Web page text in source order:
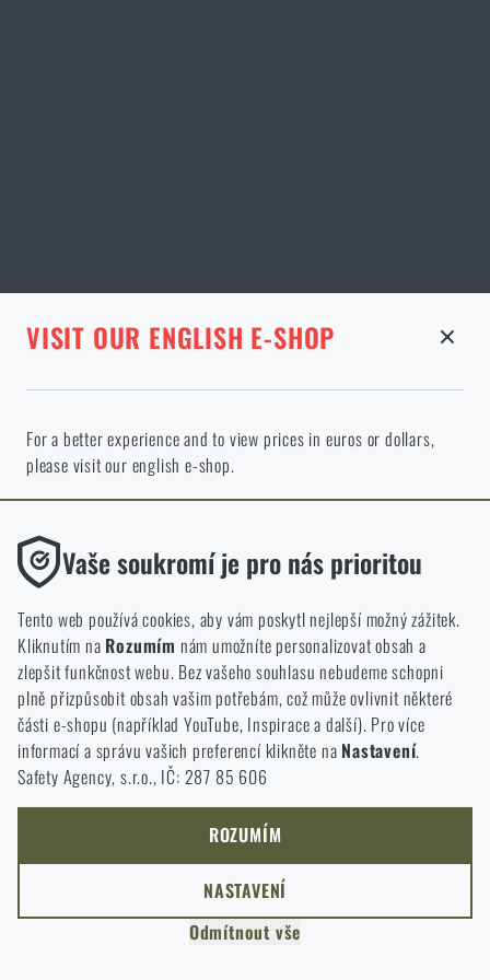
STRÁNKA V DANÉM JAZYCE NEEXISTUJE
Ve vámi vybraném jazyce stránka neexistuje. Můžete tedy zůstat
zde, nebo přejít na hlavní stránku cílového jazyka. Jakou možnost
si vyberete?
ZŮSTANU TADY
PŘEJÍT DO KOŠÍKU
ODEJÍT
ROZUMÍM, POKRAČOVAT
VISIT OUR ENGLISH E-SHOP
For a better experience and to view prices in euros or dollars,
please visit our english e-shop.
I WILL STAY HERE
GO TO RIGAD.COM
Vaše soukromí je pro nás prioritou
Tento web používá cookies, aby vám poskytl nejlepší možný zážitek.
Kliknutím na Rozumím nám umožníte personalizovat obsah a
zlepšit funkčnost webu. Bez vašeho souhlasu nebudeme schopni
plně přizpůsobit obsah vašim potřebám, což může ovlivnit některé
části e-shopu (například YouTube, Inspirace a další). Pro více
informací a správu vašich preferencí klikněte na Nastavení.
Safety Agency, s.r.o., IČ: 287 85 606
Funkční
Bez nich by náš web vůbec nefungoval. U těchto cookies není
možné zakázat jejich ukládání.
Analytické
Do těchto cookies se anonymně ukládá, jakým způsobem
procházíte a používáte náš web. Pomáhají nám lépe chápat, co
se našim zákazníkům líbí a kterým směrem se máme ubírat.
Marketingové
Tyto cookies nám pomáhají optimalizovat reklamu směřující na
náš e-shop, aby byla co nejvíce efektivní a náš obchod se mohl
neustále rozvíjet a zlepšovat.
Díky těmto cookies dokážeme reklamu personalizovat a nabízet
ROZUMÍM
NASTAVENÍ
Odmítnout vše